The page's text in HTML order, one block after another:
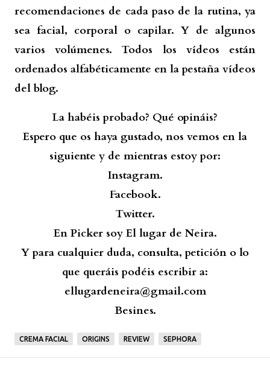
recomendaciones de cada paso de la rutina, ya
sea facial, corporal o capilar. Y de algunos
varios volúmenes. Todos los vídeos están
ordenados alfabéticamente en la pestaña vídeos
del blog.
La habéis probado? Qué opináis?
Espero que os haya gustado, nos vemos en la
siguiente y de mientras estoy por:
Instagram.
Facebook.
Twitter.
En Picker soy El lugar de Neira.
Y para cualquier duda, consulta, petición o lo
que queráis podéis escribir a:
ellugardeneira@gmail.com
Besines.
CREMA FACIAL ORIGINS REVIEW SEPHORA